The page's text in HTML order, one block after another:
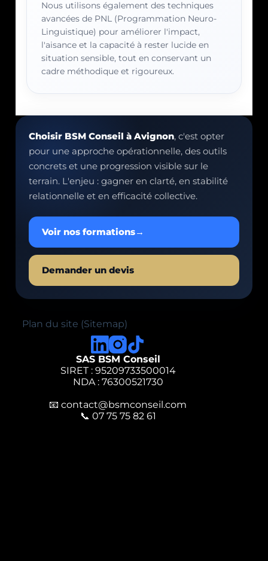
Nous utilisons également des techniques
avancées de PNL (Programmation Neuro-
Linguistique) pour améliorer l'impact,
l'aisance et la capacité à rester lucide en
situation sensible, tout en conservant un
cadre méthodique et rigoureux.
Choisir BSM Conseil à Avignon, c'est opter
pour une approche opérationnelle, des outils
concrets et une progression visible sur le
terrain. L'enjeu : gagner en clarté, en stabilité
relationnelle et en efficacité collective.
Voir nos formations→
Demander un devis
Plan du site (Sitemap)
SAS BSM Conseil
SIRET : 95209733500014
NDA : 76300521730
📧contact@bsmconseil.com
📞 07 75 75 82 61